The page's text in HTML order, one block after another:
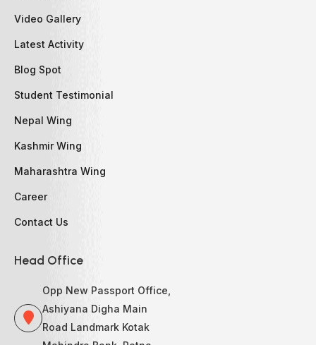
Video Gallery
Latest Activity
Blog Spot
Student Testimonial
Nepal Wing
Kashmir Wing
Maharashtra Wing
Career
Contact Us
Head Office
Opp New Passport Office,
Ashiyana Digha Main
Road Landmark Kotak